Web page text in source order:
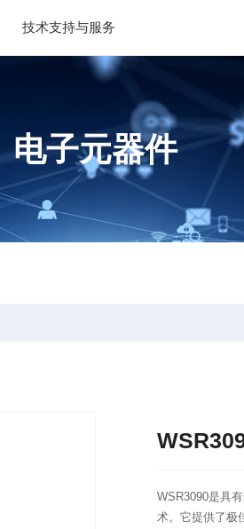
技术支持与服务
电子元器件
​WSR3090是具
术。它提供了极